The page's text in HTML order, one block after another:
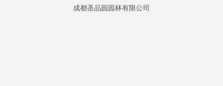
成都圣品园园林有限公司